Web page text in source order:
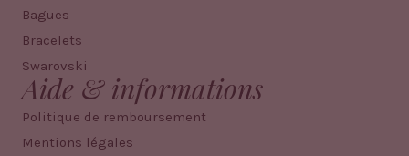
Bagues
Bracelets
Swarovski
Aide & informations
Politique de remboursement
Mentions légales